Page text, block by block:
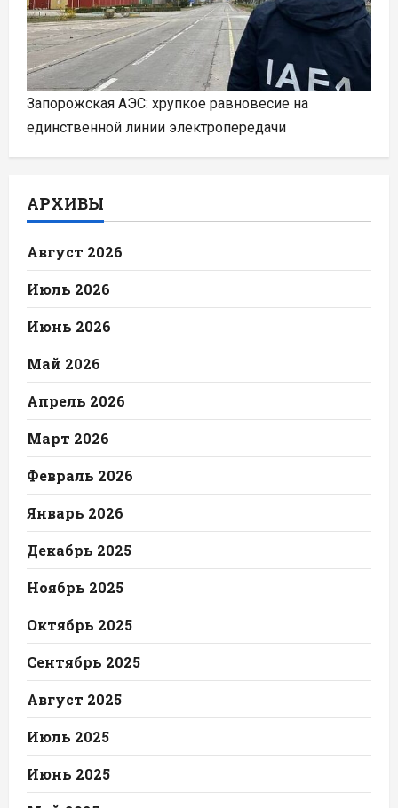
Запорожская АЭС: хрупкое равновесие на
единственной линии электропередачи
АРХИВЫ
Август 2026
Июль 2026
Июнь 2026
Май 2026
Апрель 2026
Март 2026
Февраль 2026
Январь 2026
Декабрь 2025
Ноябрь 2025
Октябрь 2025
Сентябрь 2025
Август 2025
Июль 2025
Июнь 2025